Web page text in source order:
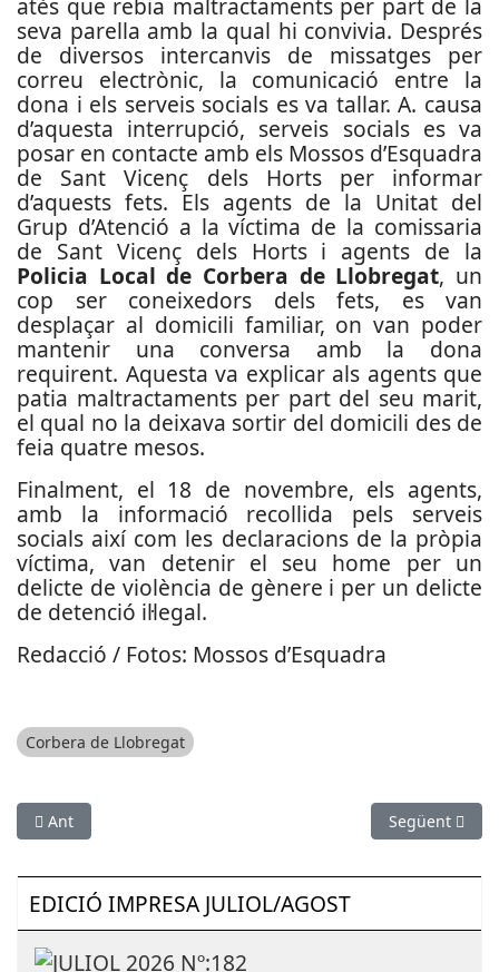
atès que rebia maltractaments per part de la
seva parella amb la qual hi convivia. Després
de diversos intercanvis de missatges per
correu electrònic, la comunicació entre la
dona i els serveis socials es va tallar. A. causa
d’aquesta interrupció, serveis socials es va
posar en contacte amb els Mossos d’Esquadra
de Sant Vicenç dels Horts per informar
d’aquests fets. Els agents de la Unitat del
Grup d’Atenció a la víctima de la comissaria
de Sant Vicenç dels Horts i agents de la
Policia Local de Corbera de Llobregat, un
cop ser coneixedors dels fets, es van
desplaçar al domicili familiar, on van poder
mantenir una conversa amb la dona
requirent. Aquesta va explicar als agents que
patia maltractaments per part del seu marit,
el qual no la deixava sortir del domicili des de
feia quatre mesos.
Finalment, el 18 de novembre, els agents,
amb la informació recollida pels serveis
socials així com les declaracions de la pròpia
víctima, van detenir el seu home per un
delicte de violència de gènere i per un delicte
de detenció il·legal.
Redacció / Fotos: Mossos d’Esquadra
Corbera de Llobregat
Article anterior: Els Mossos d’Esquadra ja tenen a punt el Pla
Ant Article
Següent
EDICIÓ IMPRESA JULIOL/AGOST